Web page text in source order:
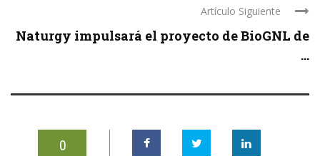
Artículo Siguiente
Naturgy impulsará el proyecto de BioGNL de
...
0